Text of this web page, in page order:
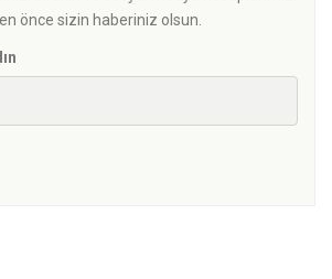
önce sizin haberiniz olsun.